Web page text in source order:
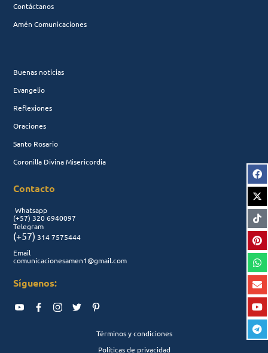
Contáctanos
Amén Comunicaciones
Buenas noticias
Evangelio
Reflexiones
Oraciones
Santo Rosario
Coronilla Divina Misericordia
Contacto
Whatsapp
(+57) 320 6940097
Telegram
(+57) 314 7575444
Email
comunicacionesamen1@gmail.com
Síguenos:
Términos y condiciones
Políticas de privacidad